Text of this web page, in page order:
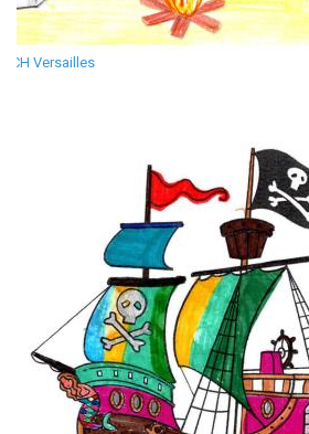
CH Versailles